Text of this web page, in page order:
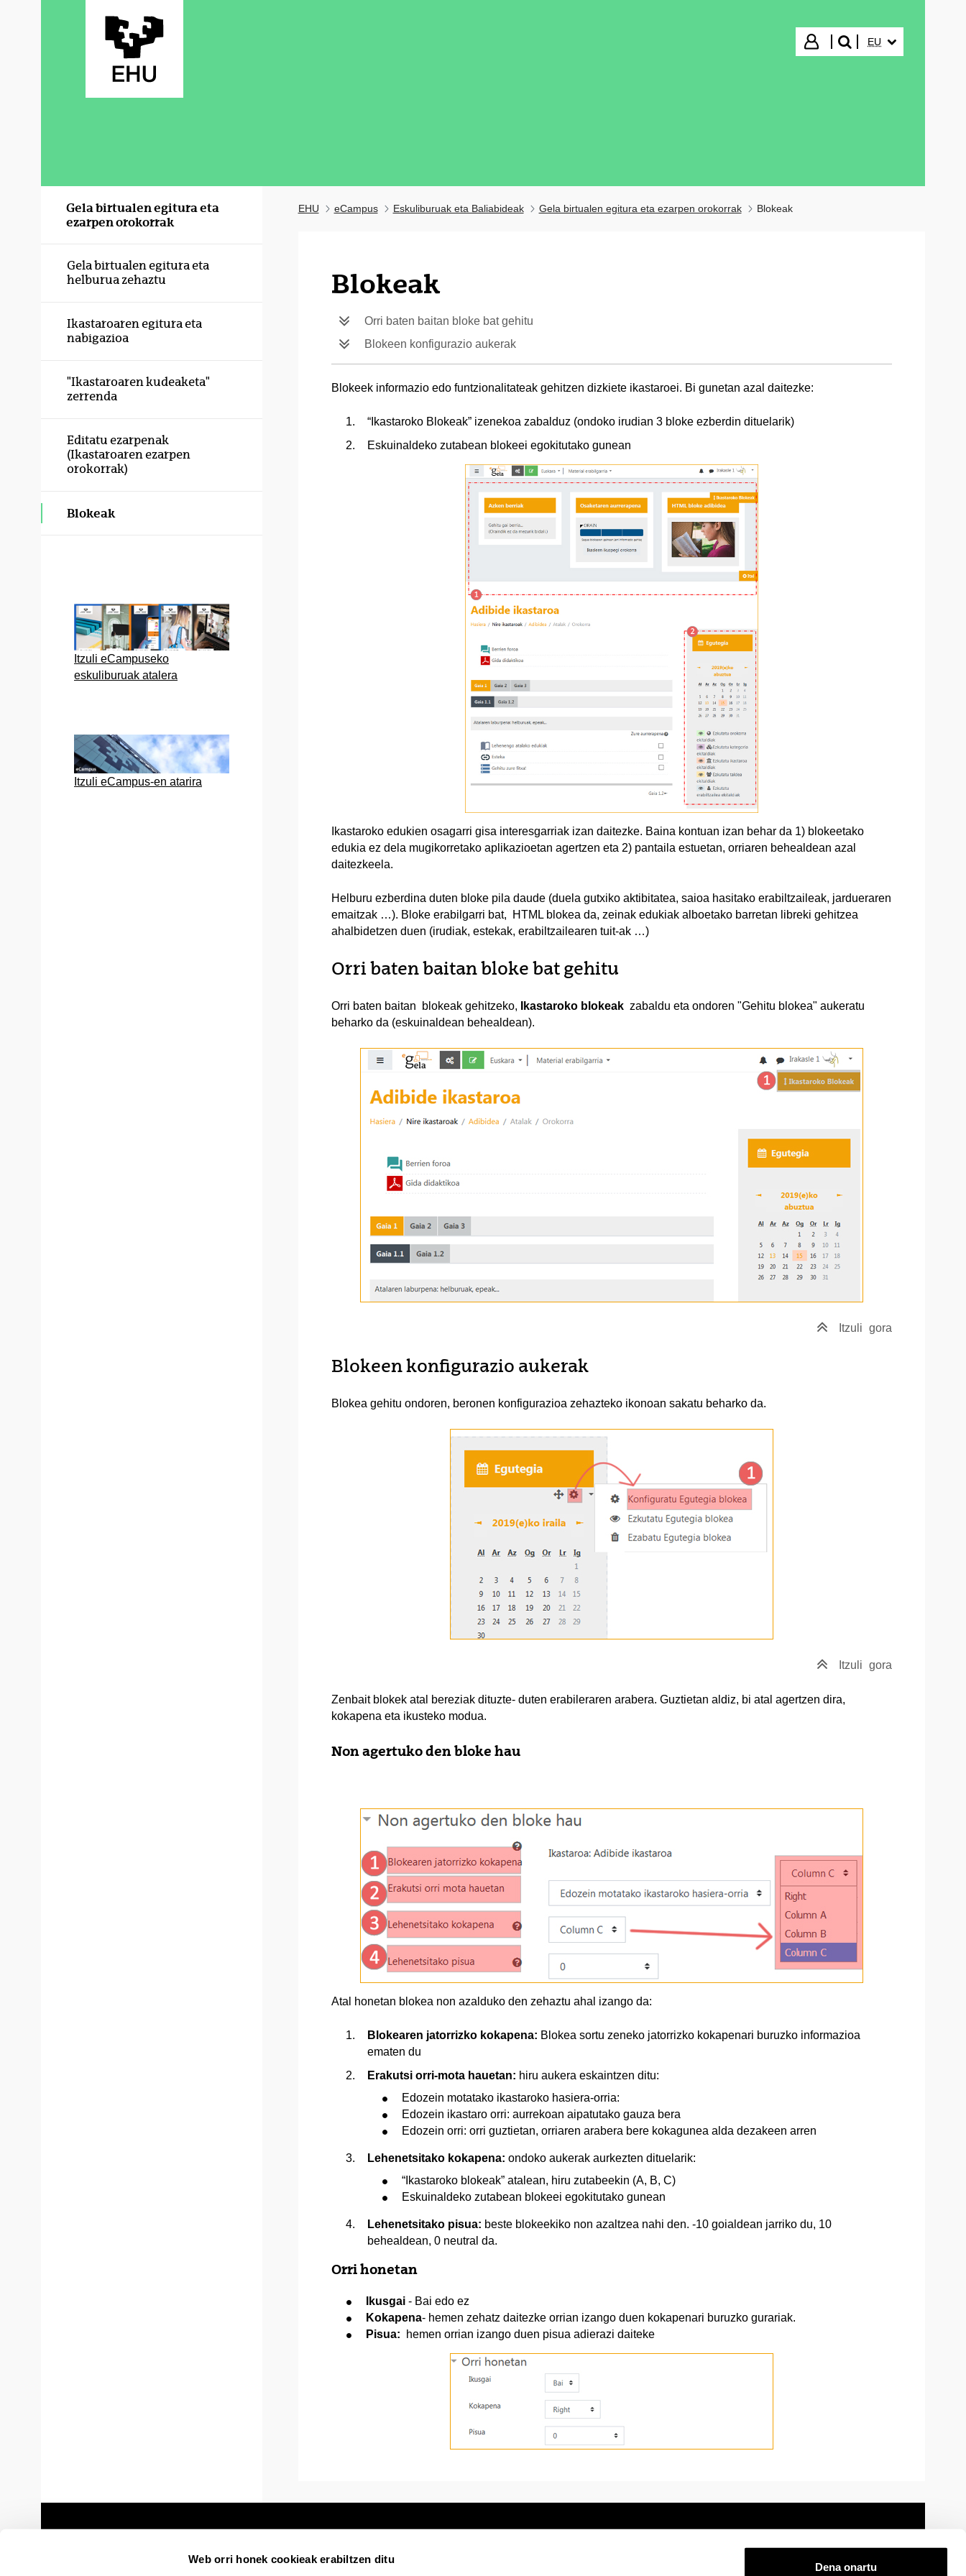
Web orri honek cookieak erabiltzen ditu
Dena onartu
Hasi saioa
bilatu"
EU
Gela birtualen egitura eta
ezarpen orokorrak
Gela birtualen egitura eta
helburua zehaztu
Ikastaroaren egitura eta
nabigazioa
"Ikastaroaren kudeaketa"
zerrenda
Editatu ezarpenak
(Ikastaroaren ezarpen
orokorrak)
Blokeak
Itzuli eCampuseko
eskuliburuak atalera
Itzuli eCampus-en atarira
EHU eCampus Eskuliburuak eta Baliabideak Gela birtualen egitura eta ezarpen orokorrak Blokeak
Blokeak
Orri baten baitan bloke bat gehitu
Blokeen konfigurazio aukerak
Blokeek informazio edo funtzionalitateak gehitzen dizkiete ikastaroei. Bi gunetan azal daitezke:
“Ikastaroko Blokeak” izenekoa zabalduz (ondoko irudian 3 bloke ezberdin dituelarik)
Eskuinaldeko zutabean blokeei egokitutako gunean
Ikastaroko edukien osagarri gisa interesgarriak izan daitezke. Baina kontuan izan behar da 1) blokeetako
edukia ez dela mugikorretako aplikazioetan agertzen eta 2) pantaila estuetan, orriaren behealdean azal
daitezkeela.
Helburu ezberdina duten bloke pila daude (duela gutxiko aktibitatea, saioa hasitako erabiltzaileak, jardueraren
emaitzak …). Bloke erabilgarri bat, HTML blokea da, zeinak edukiak alboetako barretan libreki gehitzea
ahalbidetzen duen (irudiak, estekak, erabiltzailearen tuit-ak …)
Orri baten baitan bloke bat gehitu
Orri baten baitan blokeak gehitzeko, Ikastaroko blokeakzabaldu eta ondoren "Gehitu blokea" aukeratu
beharko da (eskuinaldean behealdean).
Itzuli gora
Blokeen konfigurazio aukerak
Blokea gehitu ondoren, beronen konfigurazioa zehazteko ikonoan sakatu beharko da.
Itzuli gora
Zenbait blokek atal bereziak dituzte- duten erabileraren arabera. Guztietan aldiz, bi atal agertzen dira,
kokapena eta ikusteko modua.
Non agertuko den bloke hau
Atal honetan blokea non azalduko den zehaztu ahal izango da:
Blokearen jatorrizko kokapena: Blokea sortu zeneko jatorrizko kokapenari buruzko informazioa
ematen du
Erakutsi orri-mota hauetan: hiru aukera eskaintzen ditu:
Edozein motatako ikastaroko hasiera-orria:
Edozein ikastaro orri: aurrekoan aipatutako gauza bera
Edozein orri: orri guztietan, orriaren arabera bere kokagunea alda dezakeen arren
Lehenetsitako kokapena: ondoko aukerak aurkezten dituelarik:
“Ikastaroko blokeak” atalean, hiru zutabeekin (A, B, C)
Eskuinaldeko zutabean blokeei egokitutako gunean
Lehenetsitako pisua: beste blokeekiko non azaltzea nahi den. -10 goialdean jarriko du, 10
behealdean, 0 neutral da.
Orri honetan
Ikusgai- Bai edo ez
Kokapena- hemen zehatz daitezke orrian izango duen kokapenari buruzko gurariak.
Pisua: hemen orrian izango duen pisua adierazi daiteke